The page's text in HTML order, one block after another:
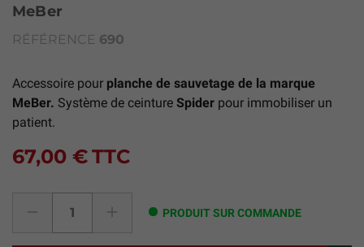
MeBer
RÉFÉRENCE 690
Accessoire pour planche de sauvetage de la marque
MeBer. Système de ceinture Spider pour immobiliser un
patient.
67,00 €TTC
PRODUIT SUR COMMANDE